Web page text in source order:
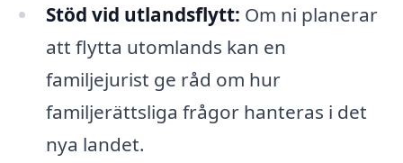
Stöd vid utlandsflytt: Om ni planerar
att flytta utomlands kan en
familjejurist ge råd om hur
familjerättsliga frågor hanteras i det
nya landet.